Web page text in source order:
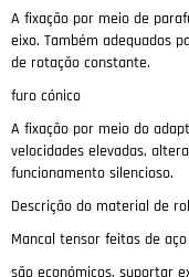
A fixação por meio de
eixo. Também adequados
de rotação constante.
furo cónico
A fixação por meio do
velocidades elevadas,
funcionamento silencioso.
Descrição do material de
Mancal tensor feitas de
são económicos, suportar